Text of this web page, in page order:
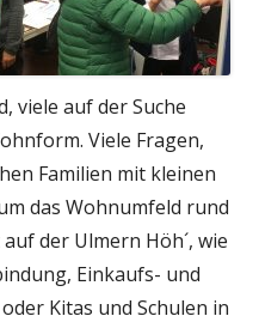
viele auf der Suche
Viele Fragen,
Familien mit kleinen
das Wohnumfeld rund
der Ulmern Höh´, wie
Einkaufs- und
Kitas und Schulen in